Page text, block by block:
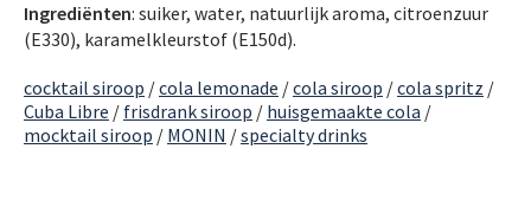
Ingrediënten: suiker, water, natuurlijk aroma, citroenzuur
(E330), karamelkleurstof (E150d).
cocktail siroop /cola lemonade /cola siroop /cola spritz /
Cuba Libre / frisdrank siroop / huisgemaakte cola /
mocktail siroop / MONIN /specialty drinks